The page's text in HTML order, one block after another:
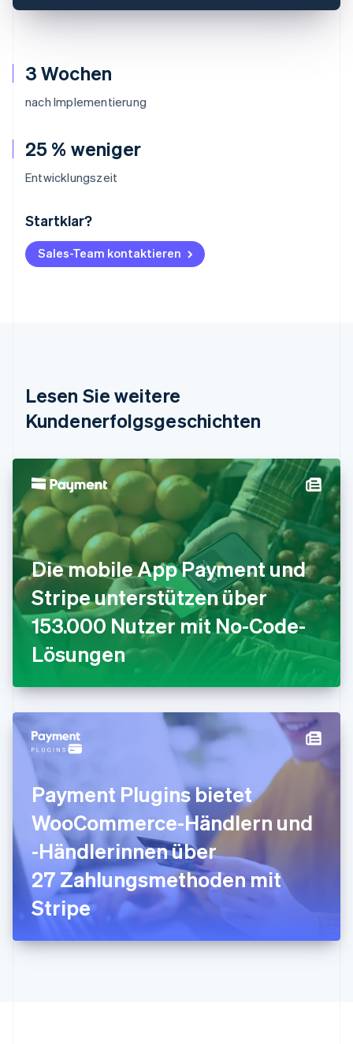
3 Wochen
nach Implementierung
25 % weniger
Entwicklungszeit
Startklar?
Sales-Team kontaktieren
Lesen Sie weitere
Kundenerfolgsgeschichten
Die mobile App Payment und
Stripe unterstützen über
153.000 Nutzer mit No-Code-
Lösungen
Payment Plugins bietet
WooCommerce-Händlern und
-Händlerinnen über
27 Zahlungsmethoden mit
Stripe
Australien
Belgien
NederlandsFrançaisDeutschEnglish
DeutschEnglish
English
简体中文English
Finnland
EnglishSvenska
Frankreich
FrançaisEnglish
Gibraltar
English
Griechenland
English
Indien
English
Irland
English
Japan
日本語English
Kanada
EnglishFrançais
Lettland
English
Liechtenstein
Deutsch
Litauen
English
Luxemburg
FrançaisDeutschEnglish
Malaysia
Malta